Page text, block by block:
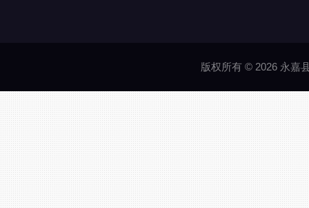
版权所有 © 2026 永嘉